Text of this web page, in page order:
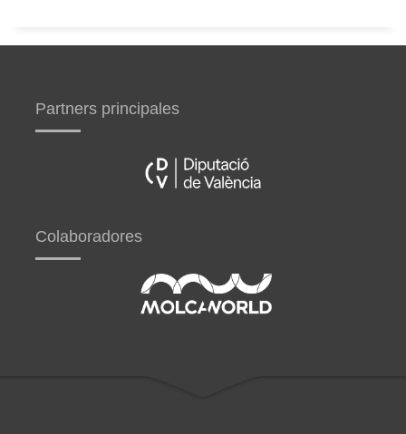
Partners principales
Colaboradores